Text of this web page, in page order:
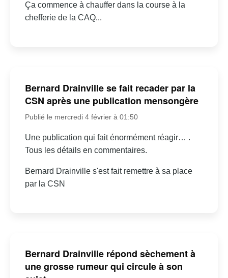
Ça commence à chauffer dans la course à la
chefferie de la CAQ...
Bernard Drainville se fait recader par la
CSN après une publication mensongère
Publié le mercredi 4 février à 01:50
Une publication qui fait énormément réagir… .
Tous les détails en commentaires.
Bernard Drainville s'est fait remettre à sa place
par la CSN
Bernard Drainville répond sèchement à
une grosse rumeur qui circule à son